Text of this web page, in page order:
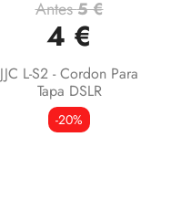
Antes5 €
4 €
JJC L-S2 - Cordon Para
Tapa DSLR
-20%